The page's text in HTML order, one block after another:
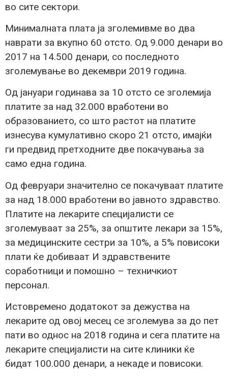
во сите сектори.
Минималната плата ја зголемивме во два
наврати за вкупно 60 отсто. Од 9.000 денари во
2017 на 14.500 денари, со последното
зголемување во декември 2019 година.
Од јануари годинава за 10 отсто се зголемија
платите за над 32.000 вработени во
образованието, со што растот на платите
изнесува кумулативно скоро 21 отсто, имајќи
ги предвид претходните две покачувања за
само една година.
Од февруари значително се покачуваат платите
за над 18.000 вработени во јавното здравство.
Платите на лекарите специјалисти се
зголемуваат за 25%, за општите лекари за 15%,
за медицинските сестри за 10%, а 5% повисоки
плати ќе добиваат И здравствените
соработници и помошно – техничкиот
персонал.
Истовремено додатокот за дежуства на
лекарите од овој месец се зголемува за до пет
пати во однос на 2018 година и сега платите на
лекарите специјалисти на сите клиники ќе
бидат 100.000 денари, а некаде и повисоки.